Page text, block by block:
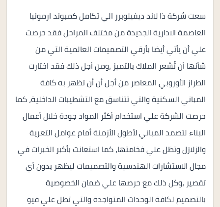
سعت شركة ذا لاند ديفيلوبرز الي تكامل كمبوند ارمونيا
العاصمة الادارية الجديدة من مختلف المراحل فقد حرصت
علي أن يأتي أيضا بأرقي التصميمات العالمية التي من
شأنها أن تُشعر الملاك بالتميز ،ومن أجل ذلك فقد اختارت
الطراز الأوروبي المعاصر من أجل أن أن تظهر به كافة
المباني السكنية والتي تتناسق مع التشطيبات الداخلية، كما
حرصت الشركة علي استخدام أكثر المواد جودة خلال أعمال
البناء لتصمد المباني لأطول الأزمنة أمام عوامل التعرية
والزلازل وتظل علي فخامتها، كما استعانت بأكبر الخبرات في
مجال الاستشارات الهندسية والتصميمات ليظهر بدون أي
تقصير ،وكل ذلك مع حرصها علي ضمان الخصوصية
بالتصميم لكافة الوحدات المتواجدة والتي تطل علي فيو